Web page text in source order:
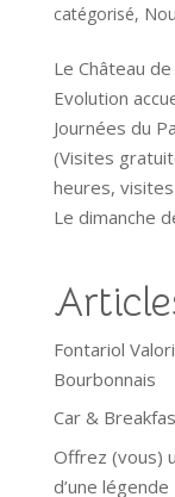
catégorisé,
Le Château
Evolution
Journées du
(Visites
heures,
Le dimanche
Fontariol
Bourbonnais
Car &
Offrez (vous)
d’une légende